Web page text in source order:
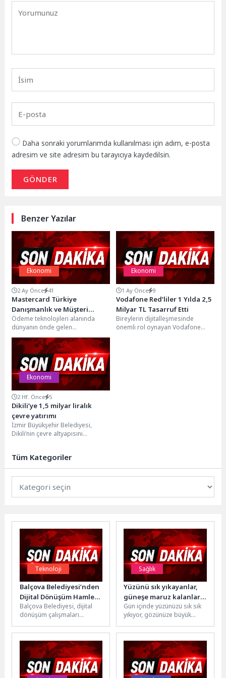
Daha sonraki yorumlarımda kullanılması için adım, e-posta
adresim ve site adresim bu tarayıcıya kaydedilsin.
GÖNDER
Benzer Yazılar
Ekonomi
2 Ay Önce 41
Mastercard Türkiye
Danışmanlık ve Müşteri
Hizmetleri Ekibine Üst Düzey
Atama
Ödeme teknolojileri alanında
dünyanın önde gelen
kuruluşlarından Mastercard,
Türkiye operasyonlarında üst
düzey yönetim kadrosunu
güçlendirmeye...
Ekonomi
1 Ay Önce 9
Vodafone Red’liler 1 Yılda 2,5
Milyar TL Tasarruf Etti
Bireylerin dijitalleşmesinde
önemli rol oynayan Vodafone
Ekonomi
2 Hf. Önce 5
Dikili’ye 1,5 milyar liralık
çevre yatırımı
İzmir Büyükşehir Belediyesi,
Dikili’nin çevre altyapısını
biyolojik...
Tüm Kategoriler
Teknoloji
Balçova Belediyesi’nden
Dijital Dönüşüm Hamlesi:
Kurum Arşivleri Tek
Çatıda Toplanıyor
Balçova Belediyesi, dijital
dönüşüm çalışmaları
arşivlerini modern ve
erişilebilir bir yapıya
kavuşturuyor. Müdürlüklere...
Sağlık
Yüzünü sık yıkayanlar,
güneşe maruz kalanlar,
çok terleyenler dikkat!
Gün içinde yüzünüzü sık sık
yıkıyor, gözünüze büyük
telefon ekranınızı silmeyi
hiç...